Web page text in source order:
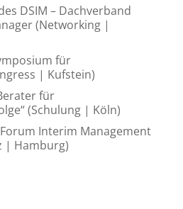
DSIM – Dachverband
(Networking |
für
| Kufstein)
für
(Schulung | Köln)
Interim Management
| Hamburg)